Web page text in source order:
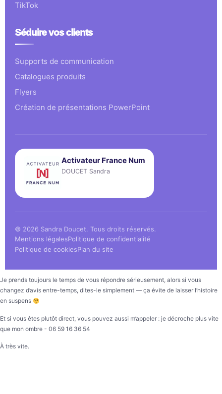
TikTok
Séduire vos clients
Supports de communication
Catalogues produits
Flyers
Création de présentations PowerPoint
Activateur France Num
DOUCET Sandra
© 2026 Sandra Doucet. Tous droits réservés.
Mentions légalesPolitique de confidentialité
Politique de cookiesPlan du site
Je prends toujours le temps de vous répondre sérieusement, alors si vous
changez d’avis entre-temps, dites-le simplement — ça évite de laisser l’histoire
en suspens
Et si vous êtes plutôt direct, vous pouvez aussi m’appeler : je décroche plus vite
que mon ombre - 06 59 16 36 54
À très vite.